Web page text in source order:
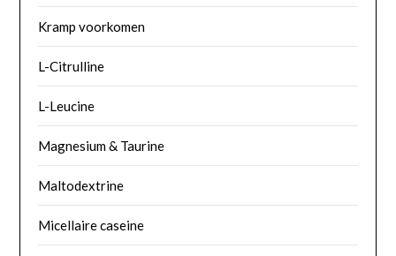
Kramp voorkomen
L-Citrulline
L-Leucine
Magnesium & Taurine
Maltodextrine
Micellaire caseine